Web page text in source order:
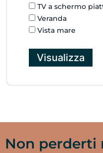
TV a schermo
Veranda
Vista mare
Non perderti